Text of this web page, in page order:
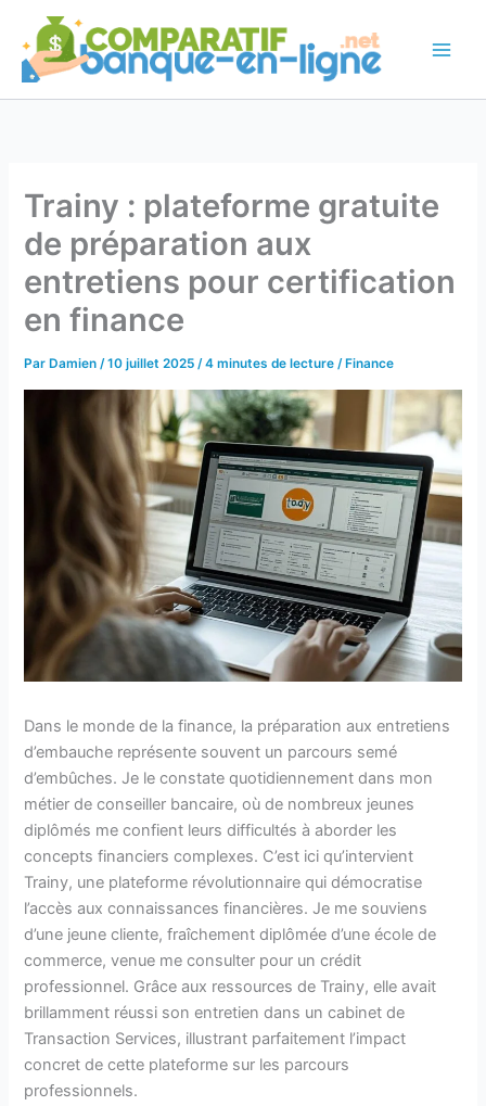
contenu
Trainy : plateforme gratuite
de préparation aux
entretiens pour certification
en finance
Par Damien/10 juillet 2025/4 minutes de lecture / Finance
Dans le monde de la finance, la préparation aux entretiens
d’embauche représente souvent un parcours semé
d’embûches. Je le constate quotidiennement dans mon
métier de conseiller bancaire, où de nombreux jeunes
diplômés me confient leurs difficultés à aborder les
concepts financiers complexes. C’est ici qu’intervient
Trainy, une plateforme révolutionnaire qui démocratise
l’accès aux connaissances financières. Je me souviens
d’une jeune cliente, fraîchement diplômée d’une école de
commerce, venue me consulter pour un crédit
professionnel. Grâce aux ressources de Trainy, elle avait
brillamment réussi son entretien dans un cabinet de
Transaction Services, illustrant parfaitement l’impact
concret de cette plateforme sur les parcours
professionnels.